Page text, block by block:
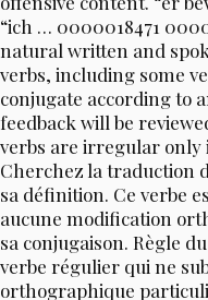
“ich … 0000018471
natural written and
verbs, including some
conjugate according to
feedback will be
verbs are irregular only
Cherchez la traduction
sa définition. Ce verbe
aucune modification
sa conjugaison. Règle
verbe régulier qui ne
orthographique